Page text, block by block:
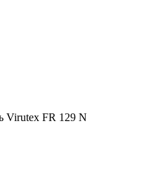
Virutex FR 129 N